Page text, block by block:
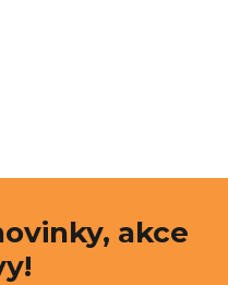
akce